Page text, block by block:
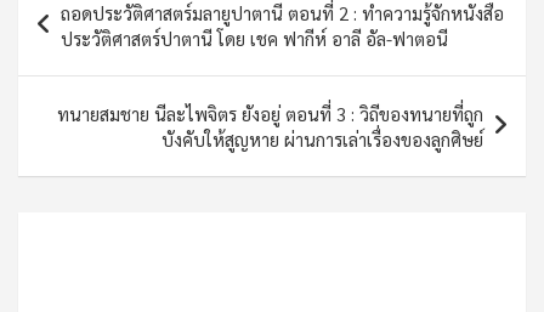
navigation
ถอดประวัติศาสตร์มลายูปาตานี ตอนที่ 2 : ทำความรู้จักหนังสือ
ประวัติศาสตร์ปาตานี โดย เชค ฟากีห์ อาลี อัล-ฟาตอนี
ทนายสมชาย นีละไพจิตร ยังอยู่ ตอนที่ 3 : วิถีของทนายที่ถูก
บังคับให้สูญหาย ผ่านการเล่าเรื่องของลูกศิษย์